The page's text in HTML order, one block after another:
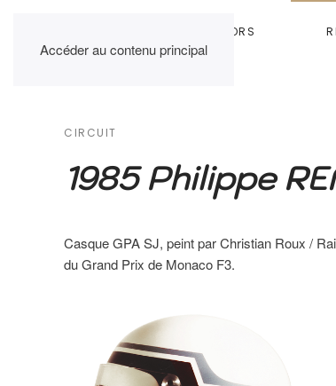
Accéder au contenu principal
RAINBOW COLORS
CIRCUIT
1985 Philippe
Casque GPA SJ, peint par Christian Roux /
du Grand Prix de Monaco F3.